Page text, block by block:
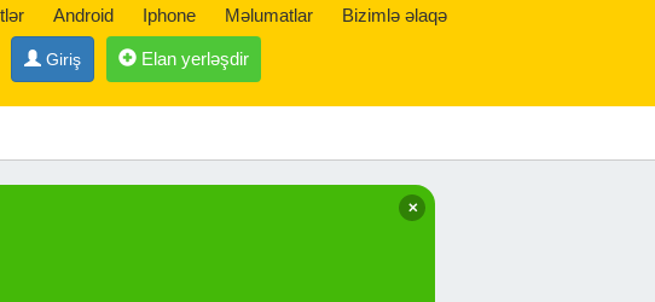
Android Iphone Məlumatlar Bizimlə əlaqə
Giriş Elan yerləşdir
✕